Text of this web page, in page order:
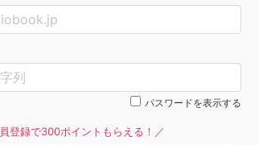
パスワードを表示する
登録で300ポイントもらえる！／